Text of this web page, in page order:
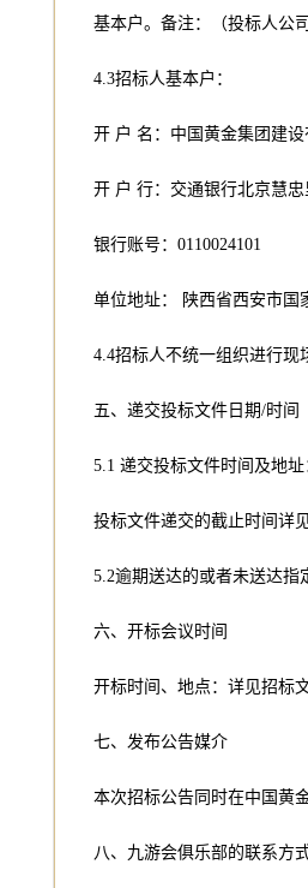
基本户。备注：（投标人公
4.3招标人基本户：
开 户 名：中国黄金集团建
开 户 行：交通银行北京慧忠
银行账号：0110024101
单位地址： 陕西省西安市国
4.4招标人不统一组织进行现
五、递交投标文件日期/时间
5.1 递交投标文件时间及地址
投标文件递交的截止时间详
5.2逾期送达的或者未送达
六、开标会议时间
开标时间、地点：详见招标
七、发布公告媒介
本次招标公告同时在中国黄
八、九游会俱乐部的联系方